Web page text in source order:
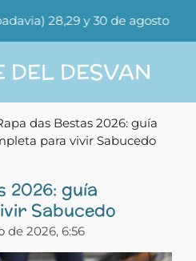
28,29 y 30 de agosto
DEL DESVAN
das Bestas 2026: guía
para vivir Sabucedo
2026: guía
Sabucedo
de 2026, 6:56